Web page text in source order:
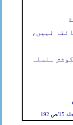
نہیں،
سلسلہ